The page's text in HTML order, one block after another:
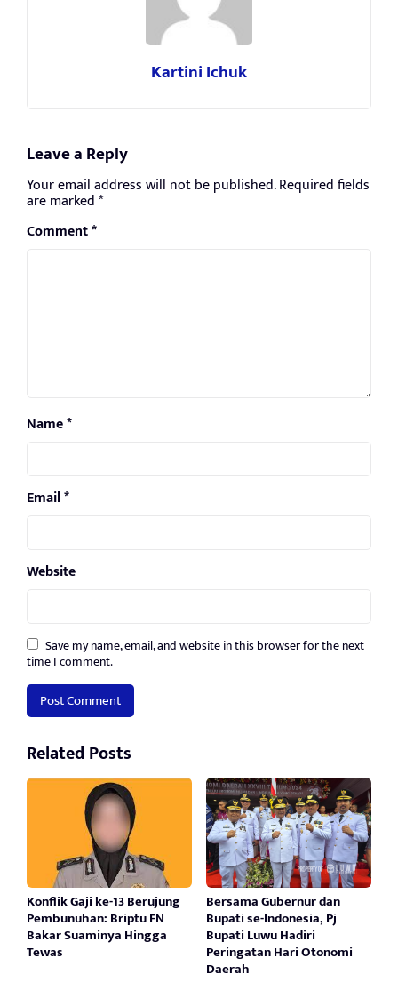
Kartini Ichuk
Leave a Reply
Your email address will not be published.Required fields
are marked*
Comment*
Name*
Email*
Website
Save my name, email, and website in this browser for the next
time I comment.
Related Posts
Konflik Gaji ke-13 Berujung
Pembunuhan: Briptu FN
Bakar Suaminya Hingga
Tewas
Bersama Gubernur dan
Bupati se-Indonesia, Pj
Bupati Luwu Hadiri
Peringatan Hari Otonomi
Daerah